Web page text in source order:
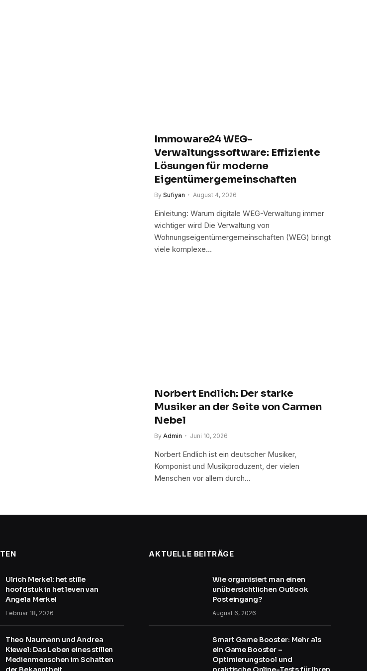
Immoware24 WEG-
Verwaltungssoftware: Effiziente
Lösungen für moderne
Eigentümergemeinschaften
By Sufiyan August 4, 2026
Einleitung: Warum digitale WEG-Verwaltung immer
wichtiger wird Die Verwaltung von
Wohnungseigentümergemeinschaften (WEG) bringt
viele komplexe…
Norbert Endlich: Der starke
Musiker an der Seite von Carmen
Nebel
By Admin Juni 10, 2026
Norbert Endlich ist ein deutscher Musiker,
Komponist und Musikproduzent, der vielen
Menschen vor allem durch…
Ulrich Merkel: het stille
hoofdstuk in het leven van
Angela Merkel
Februar 18, 2026
Theo Naumann und Andrea
Kiewel: Das Leben eines stillen
Medienmenschen im Schatten
AKTUELLE BEITRÄGE
Wie organisiert man einen
unübersichtlichen Outlook
Posteingang?
August 6, 2026
Smart Game Booster: Mehr als
ein Game Booster –
Optimierungstool und